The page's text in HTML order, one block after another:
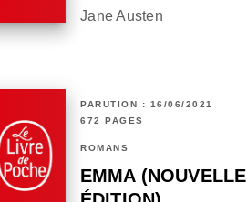
Jane Austen
PARUTION : 16/06/2021
672 PAGES
ROMANS
EMMA (NOUVELLE